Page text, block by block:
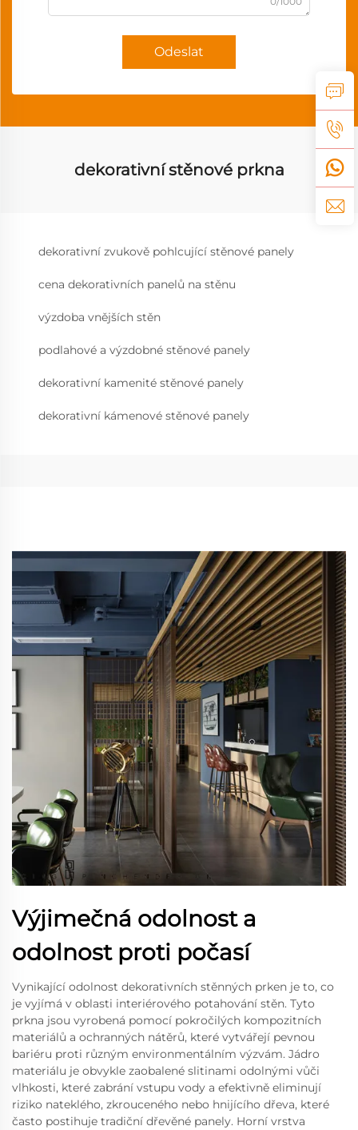
Odeslat
dekorativní stěnové prkna
dekorativní zvukově pohlcující stěnové panely
cena dekorativních panelů na stěnu
výzdoba vnějších stěn
podlahové a výzdobné stěnové panely
dekorativní kamenité stěnové panely
dekorativní kámenové stěnové panely
Výjimečná odolnost a
odolnost proti počasí
Vynikající odolnost dekorativních stěnných prken je to, co
je vyjímá v oblasti interiérového potahování stěn. Tyto
prkna jsou vyrobená pomocí pokročilých kompozitních
materiálů a ochranných nátěrů, které vytvářejí pevnou
bariéru proti různým environmentálním výzvám. Jádro
materiálu je obvykle zaobalené slitinami odolnými vůči
vlhkosti, které zabrání vstupu vody a efektivně eliminují
riziko nateklého, zkrouceného nebo hnijícího dřeva, které
často postihuje tradiční dřevěné panely. Horní vrstva